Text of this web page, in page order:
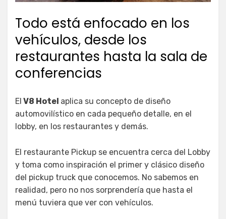
Todo está enfocado en los
vehículos, desde los
restaurantes hasta la sala de
conferencias
El V8 Hotel aplica su concepto de diseño
automovilístico en cada pequeño detalle, en el
lobby, en los restaurantes y demás.
El restaurante Pickup se encuentra cerca del Lobby
y toma como inspiración el primer y clásico diseño
del pickup truck que conocemos. No sabemos en
realidad, pero no nos sorprendería que hasta el
menú tuviera que ver con vehículos.